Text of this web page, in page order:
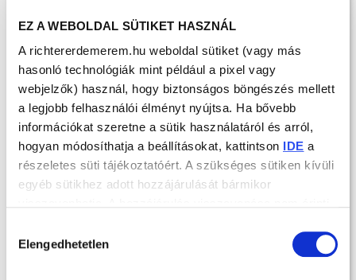
EZ A WEBOLDAL SÜTIKET HASZNÁL
A richtererdemerem.hu weboldal sütiket (vagy más
hasonló technológiák mint például a pixel vagy
webjelzők) használ, hogy biztonságos böngészés mellett
a legjobb felhasználói élményt nyújtsa. Ha bővebb
információkat szeretne a sütik használatáról és arról,
hogyan módosíthatja a beállításokat, kattintson IDE a
részeletes süti tájékoztatóért. A szükséges sütiken kívüli
egyéb sütikhez adott hozzájárulását bármikor
adatkezelés jogszerűségét.
kiválasztása
Elengedhetetlen
megfelelést támogató rendszer fejlesztése: NEAK
feldolgozása, a rendelőben megjelenő pácienseknél
figyelmeztető rendszer kidolgozása – ezáltal javul a
minőségi ellátás, növekszik a praxis bevétele